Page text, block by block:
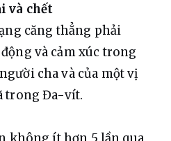
và chết
căng thẳng phải
và cảm xúc trong
cha và của một vị
trong Đa-vít.